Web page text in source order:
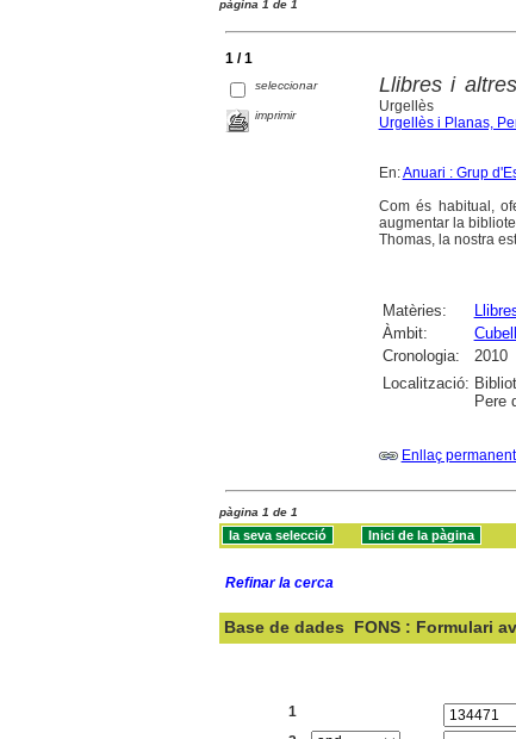
pàgina 1 de 1
1 / 1
seleccionar
imprimir
Llibres i
Urgellès
Urgellès i Planas,
En:Anuari : Grup
Com és habitual,
augmentar la
Thomas, la nostra
Matèries:
Àmbit:
Cronologia:
2010
Localització:
Pere
Enllaç
pàgina 1 de 1
Refinar la cerca
Base de dades FONS : Formulari
1